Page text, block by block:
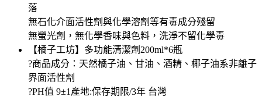
落
無石化介面活性劑與化學溶劑等有毒成分殘留
無螢光劑，無化學香味與色料，洗淨不留化學毒
【橘子工坊】多功能清潔劑200ml*6瓶
?商品成分：天然橘子油、甘油、酒精、椰子油系非離子
界面活性劑
?PH值 9±1產地:保存期限/3年 台灣